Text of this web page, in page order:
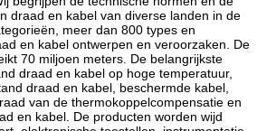
draad en kabel van diverse landen in de
meer dan 800 types en
en kabel ontwerpen en veroorzaken. De
70 miljoen meters. De belangrijkste
draad en kabel op hoge temperatuur,
draad en kabel, beschermde kabel,
van de thermokoppelcompensatie en
en kabel. De producten worden wijd